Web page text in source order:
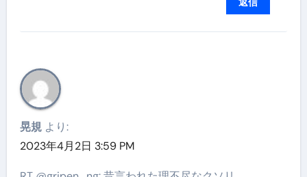
晃規 より:
2023年4月2日 3:59 PM